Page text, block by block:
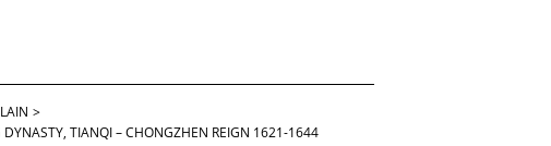
>
DYNASTY, TIANQI – CHONGZHEN REIGN 1621-1644